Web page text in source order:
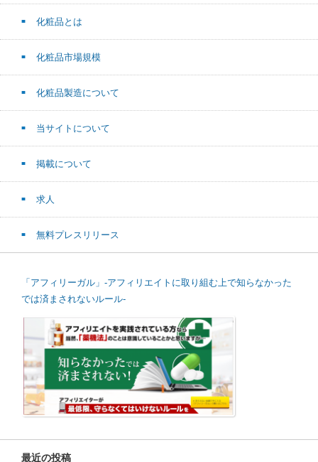
化粧品とは
化粧品市場規模
化粧品製造について
当サイトについて
掲載について
求人
無料プレスリリース
「アフィリーガル」-アフィリエイトに取り組む上で知らなかった
では済まされないルール-
最近の投稿